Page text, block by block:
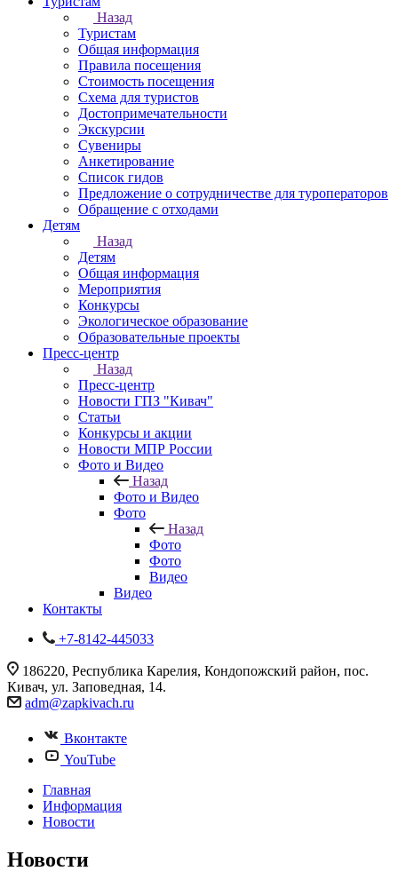
Назад
Туристам
Общая информация
Правила посещения
Стоимость посещения
Схема для туристов
Достопримечательности
Экскурсии
Сувениры
Анкетирование
Список гидов
Предложение о сотрудничестве для туроператоров
Обращение с отходами
Детям
Назад
Детям
Общая информация
Мероприятия
Конкурсы
Экологическое образование
Образовательные проекты
Пресс-центр
Назад
Пресс-центр
Новости ГПЗ "Кивач"
Статьи
Конкурсы и акции
Новости МПР России
Фото и Видео
Назад
Фото и Видео
Фото
Назад
Фото
Фото
Видео
Видео
Контакты
+7-8142-445033
186220, Республика Карелия, Кондопожский район, пос.
Кивач, ул. Заповедная, 14.
adm@zapkivach.ru
Вконтакте
YouTube
Главная
Информация
Новости
Новости